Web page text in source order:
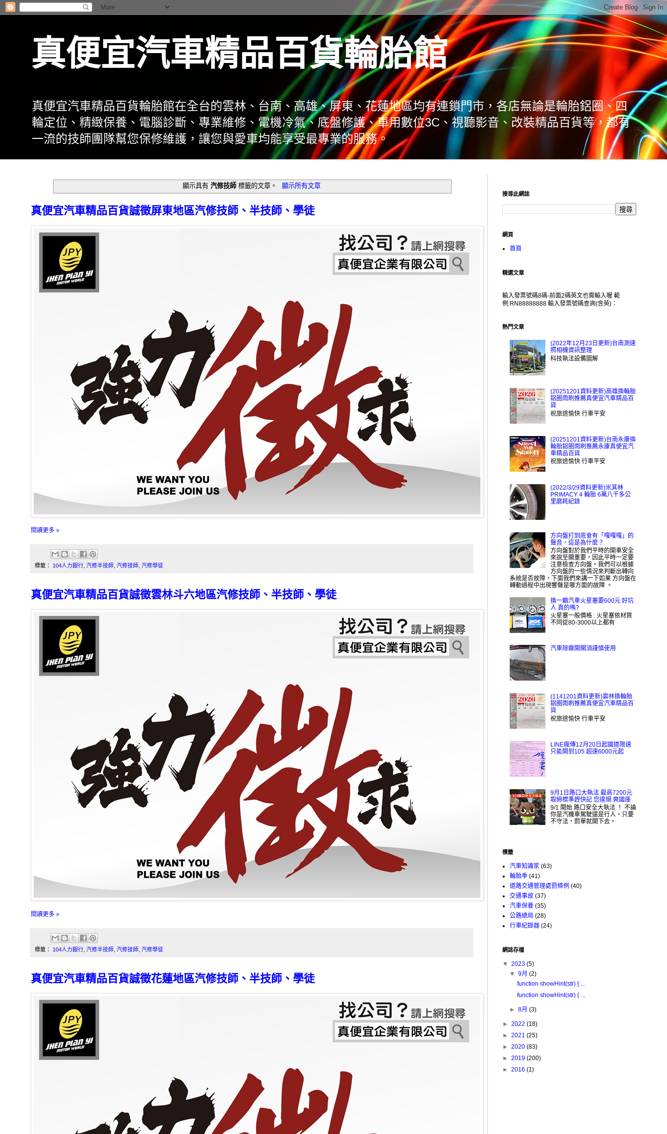
真便宜汽車精品百貨輪胎館
真便宜汽車精品百貨輪胎館在全台的雲林、台南、高雄、屏東、花蓮地區均有連鎖門市，各店無論是輪胎鋁圈、四
輪定位、精緻保養、電腦診斷、專業維修、電機冷氣、底盤修護、車用數位3C、視聽影音、改裝精品百貨等，都有
一流的技師團隊幫您保修維護，讓您與愛車均能享受最專業的服務。
顯示具有汽修技師 標籤的文章。 顯示所有文章
真便宜汽車精品百貨誠徵屏東地區汽修技師、半技師、學徒
閱讀更多 »
標籤： 104人力銀行 汽修半技師 汽修技師 汽修學徒
真便宜汽車精品百貨誠徵雲林斗六地區汽修技師、半技師、學徒
閱讀更多 »
標籤： 104人力銀行 汽修半技師 汽修技師 汽修學徒
真便宜汽車精品百貨誠徵花蓮地區汽修技師、半技師、學徒
搜尋此網誌
網頁
首頁
精選文章
輸入發票號碼8碼-前面2碼英文也需輸入喔 範
例:RN88888888 輸入發票號碼查詢(含英)：
熱門文章
(2022年12月23日更新)台南測速
照相機資訊整理
科技執法設備圖解
(20251201資料更新)高雄換輪胎
鋁圈雨刷推薦真便宜汽車精品百
貨
祝旅途愉快 行車平安
(20251201資料更新)台南永康換
輪胎鋁圈雨刷推薦永康真便宜汽
車精品百貨
祝旅途愉快 行車平安
(2022/3/29資料更新)米其林
PRIMACY 4 輪胎 6萬八千多公
里磨耗紀錄
方向盤打到底會有「嘎嘎嘎」的
聲音，這是為什麼？
方向盤對於我們平時的開車安全
來說至關重要，因此平時一定要
注意檢查方向盤。我們可以根據
方向盤的一些情況來判斷出轉向
系統是否故障，下面我們來講一下如果 方向盤在
轉動過程中出現響聲是哪方面的故障 。
換一顆汽車火星塞要600元 好坑
人 真的嗎?
火星塞一般價格 : 火星塞依材質
不同從80-3000以上都有
汽車除霧開關須謹慎使用
(1141201資料更新)雲林換輪胎
鋁圈雨刷推薦真便宜汽車精品百
貨
祝旅途愉快 行車平安
LINE瘋傳12月20日起國道限速
只能開到105 超速6000元起
9月1日路口大執法 最高7200元
取締標準趕快記 您違規 爽國庫
9/1 開始 路口安全大執法 ！ 不論
你是汽機車駕駛還是行人，只要
不守法，罰單就開下去。
標籤
汽車知識家 (63)
輪胎季 (41)
道路交通管理處罰條例 (40)
交通事故 (37)
汽車保養 (35)
公路總局 (28)
行車紀錄器 (24)
網誌存檔
▼ 2023 (5)
▼9月(2)
function showHint(str) { ...
function showHint(str) { ...
►8月(3)
► 2022 (18)
► 2021 (25)
► 2020 (83)
► 2019 (200)
► 2016 (1)